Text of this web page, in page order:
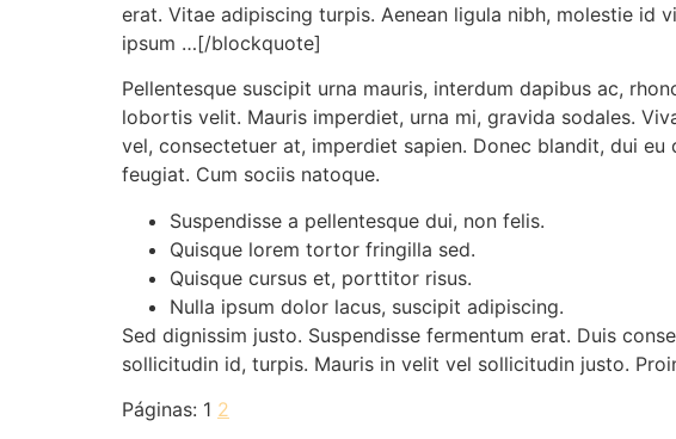
erat. Vitae adipiscing turpis. Aenean ligula nibh, molestie id
ipsum …[/blockquote]
Pellentesque suscipit urna mauris, interdum dapibus ac,
lobortis velit. Mauris imperdiet, urna mi, gravida sodales.
vel, consectetuer at, imperdiet sapien. Donec blandit, dui
feugiat. Cum sociis natoque.
Suspendisse a pellentesque dui, non felis.
Quisque lorem tortor fringilla sed.
Quisque cursus et, porttitor risus.
Nulla ipsum dolor lacus, suscipit adipiscing.
Sed dignissim justo. Suspendisse fermentum erat. Duis
sollicitudin id, turpis. Mauris in velit vel sollicitudin justo.
Páginas: 1 2